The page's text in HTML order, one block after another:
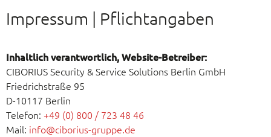
Impressum | Pflichtangaben
Inhaltlich verantwortlich, Website-Betreiber:
CIBORIUS Security & Service Solutions Berlin GmbH
Friedrichstraße 95
D-10117 Berlin
Telefon: +49 (0) 800 / 723 48 46
Mail: info@ciborius-gruppe.de